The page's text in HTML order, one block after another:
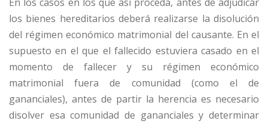
los bienes hereditarios deberá realizarse la disolución
del régimen económico matrimonial del causante. En el
supuesto en el que el fallecido estuviera casado en el
momento de fallecer y su régimen económico
matrimonial fuera de comunidad (como el de
gananciales), antes de partir la herencia es necesario
disolver esa comunidad de gananciales y determinar